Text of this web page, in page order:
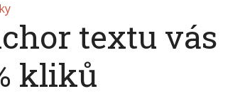
textu vás
kliků